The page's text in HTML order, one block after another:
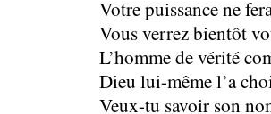
Votre puissance ne
Vous verrez bientôt
L’homme de vérité
Dieu lui-même l’a
Veux-tu savoir son